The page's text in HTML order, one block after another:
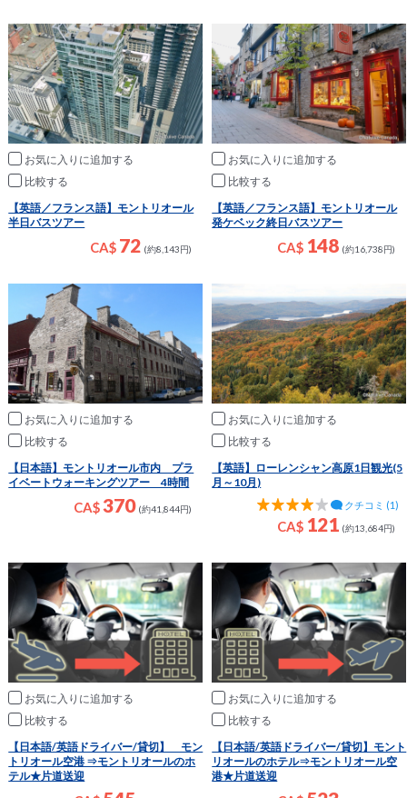
お気に入りに追加
比較
【英語／フランス語】モントリオール
半日バスツアー
CA$ 72 (約8,143円)
お気に入りに追加
比較
【英語／フランス語】モントリオール
発ケベック終日バスツアー
CA$ 148 (約16,738円)
お気に入りに追加
比較
【日本語】モントリオール市内 プラ
イベートウォーキングツアー 4時間
CA$370 (約41,844円)
お気に入りに追加
比較
【英語】ローレンシャン高原1日観光(5
月～10月)
クチコミ (1)
CA$ 121 (約13,684円)
お気に入りに追加
比較
【日本語/英語ドライバー/貸切】 モン
トリオール空港 ⇒モントリオールのホ
テル★片道送迎
お気に入りに追加
比較
【日本語/英語ドライバー/貸切】モント
リオールのホテル⇒モントリオール空
港★片道送迎